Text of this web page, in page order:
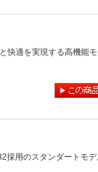
快適を実現する高機能
採用のスタンダートモ